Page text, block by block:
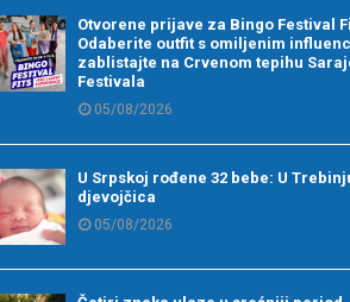
Otvorene prijave za Bingo Festival
Odaberite outfit s omiljenim
zablistajte na Crvenom tepihu
Festivala
05/08/2026
U Srpskoj rođene 32 bebe: U
djevojčica
05/08/2026